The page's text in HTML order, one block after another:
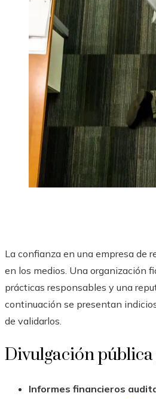
La confianza en una empresa de
en los medios. Una organización
prácticas responsables y una
continuación se presentan
de validarlos.
Divulgación
Informes financieros